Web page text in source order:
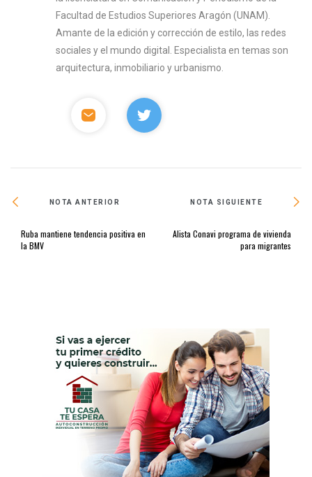
Facultad de Estudios Superiores Aragón (UNAM).
Amante de la edición y corrección de estilo, las redes
sociales y el mundo digital. Especialista en temas son
arquitectura, inmobiliario y urbanismo.
NOTA ANTERIOR
Ruba mantiene tendencia positiva en
la BMV
NOTA SIGUIENTE
Alista Conavi programa de vivienda
para migrantes